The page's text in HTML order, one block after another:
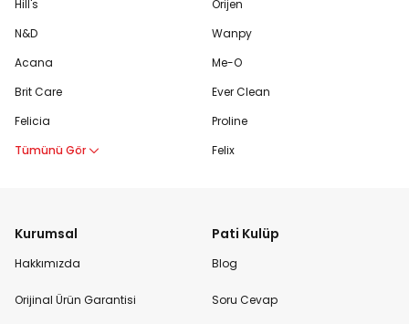
Hill's
N&D
Acana
Brit Care
Felicia
Tümünü Gör
Orijen
Wanpy
Me-O
Ever Clean
Proline
Felix
Kurumsal
Hakkımızda
Orijinal Ürün Garantisi
Pati Kulüp
Blog
Soru Cevap